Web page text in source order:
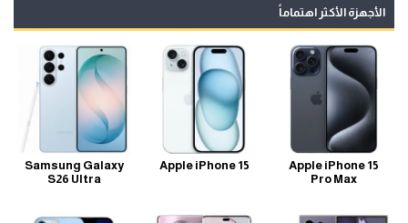
الأجهزة الأكثر اهتماماً
Apple iPhone 15
Pro Max
Apple iPhone 15
Samsung Galaxy
S26 Ultra